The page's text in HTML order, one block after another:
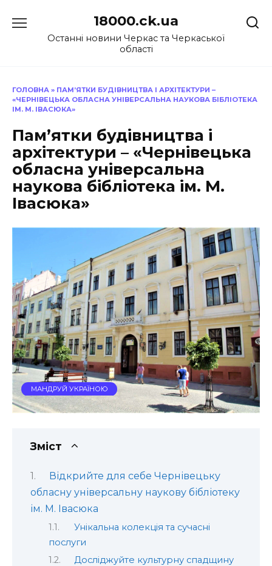
до
18000.ck.ua
Останні новини Черкас та Черкаської
області
ГОЛОВНА » ПАМ’ЯТКИ БУДІВНИЦТВА І АРХІТЕКТУРИ –
«ЧЕРНІВЕЦЬКА ОБЛАСНА УНІВЕРСАЛЬНА НАУКОВА БІБЛІОТЕКА
ІМ. М. ІВАСЮКА»
Пам’ятки будівництва і
архітектури – «Чернівецька
обласна універсальна
наукова бібліотека ім. М.
Івасюка»
МАНДРУЙ УКРАЇНОЮ
Зміст
Відкрийте для себе Чернівецьку
обласну універсальну наукову бібліотеку
ім. М. Івасюка
Унікальна колекція та сучасні
послуги
Досліджуйте культурну спадщину